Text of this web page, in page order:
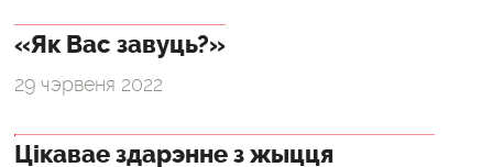
«Як Вас завуць?»
29 чэрвеня 2022
Цікавае здарэнне з жыцця